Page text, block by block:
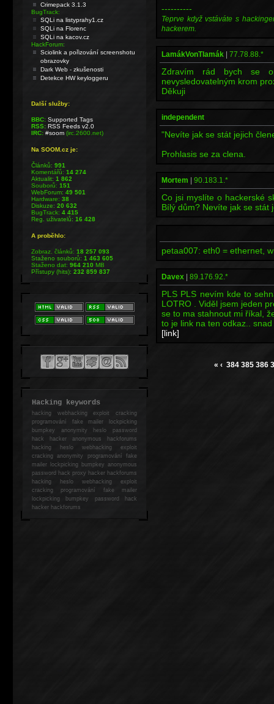
----------
Teprve když vstáváte s
hackerem.
LamákVonTlamák 77.78.88.*
Zdravím rád bych se
nevysledovatelným krom
Děkuji
independent
"Nevíte jak se stát jejich
Prohlasis se za clena.
Mortem 90.183.1.*
Co jsi myslíte o hackerské
Bílý dům? Nevíte jak se stát
petaa007: eth0 = ethernet,
Davex 89.176.92.*
PLS PLS nevím kde to
LOTRO . Viděl jsem jeden
se to ma stahnout mi říkal,
to je link na ten odkaz..
[link]
« ‹ 384 385 386
Crimepack 3.1.3
BugTrack:
SQLi na listyprahy1.cz
SQLi na Florenc
SQLi na kacov.cz
HackForum:
Sciolink a pořizování screenshotu
obrazovky
Dark Web - zkušenosti
Detekce HW keyloggeru
Další služby:
BBC: Supported Tags
RSS: RSS Feeds v2.0
IRC: #soom(irc.2600.net)
Na SOOM.cz je:
Článků:991
Komentářů:14 274
Aktualit:1 862
Souborů:151
WebForum:49 501
Hardware:38
Diskuze:20 632
BugTrack:4 415
Reg. uživatelů:16 428
A proběhlo:
Zobraz. článků:18 257 093
Staženo souborů:1 463 605
Staženo dat:964 210MB
Přístupy (hits):232 859 837
Hacking keywords
hackingwebhacking exploit cracking
programování fake mailer lockpicking
bumpkey anonymity heslo password
hackhacker anonymous hackforums
hackingheslo webhacking exploit
cracking anonymity programování fake
mailer lockpicking bumpkey anonymous
password hack proxy hacker hackforums
hacking heslo webhacking exploit
cracking programování fake mailer
lockpicking bumpkey password hack
hackerhackforums